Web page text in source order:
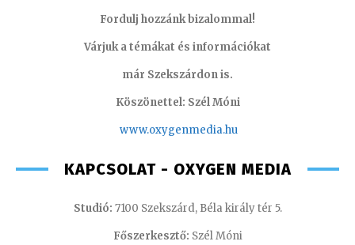
Fordulj hozzánk bizalommal!
Várjuk a témákat és információkat
már Szekszárdon is.
Köszönettel: Szél Móni
www.oxygenmedia.hu
KAPCSOLAT - OXYGEN MEDIA
Studió: 7100 Szekszárd, Béla király tér 5.
Főszerkesztő: Szél Móni